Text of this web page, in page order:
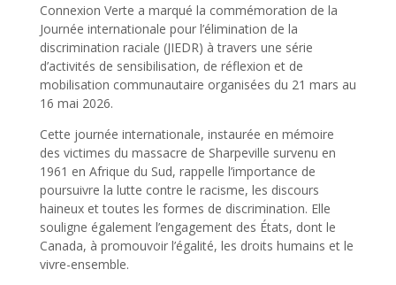
Connexion Verte a marqué la commémoration de la
Journée internationale pour l’élimination de la
discrimination raciale (JIEDR) à travers une série
d’activités de sensibilisation, de réflexion et de
mobilisation communautaire organisées du 21 mars au
16 mai 2026.
Cette journée internationale, instaurée en mémoire
des victimes du massacre de Sharpeville survenu en
1961 en Afrique du Sud, rappelle l’importance de
poursuivre la lutte contre le racisme, les discours
haineux et toutes les formes de discrimination. Elle
souligne également l’engagement des États, dont le
Canada, à promouvoir l’égalité, les droits humains et le
vivre-ensemble.